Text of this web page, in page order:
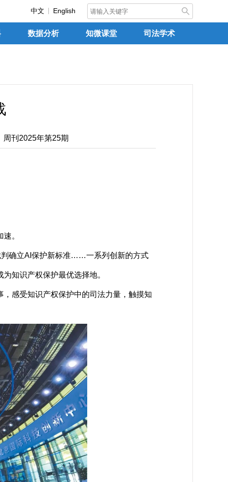
中文 English
数据分析 知微课堂 司法学术
周刊2025年第25期
。
确立AI保护新标准……一系列创新的方式
知识产权保护最优选择地。
感受知识产权保护中的司法力量，触摸知